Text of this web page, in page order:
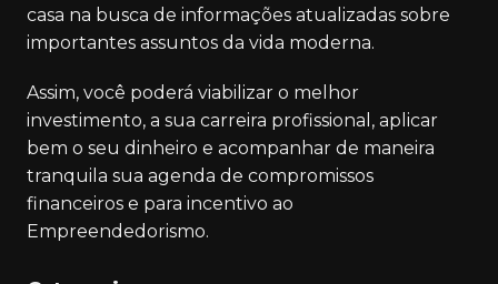
casa na busca de informações atualizadas sobre
importantes assuntos da vida moderna.
Assim, você poderá viabilizar o melhor
investimento, a sua carreira profissional, aplicar
bem o seu dinheiro e acompanhar de maneira
tranquila sua agenda de compromissos
financeiros e para incentivo ao
Empreendedorismo.